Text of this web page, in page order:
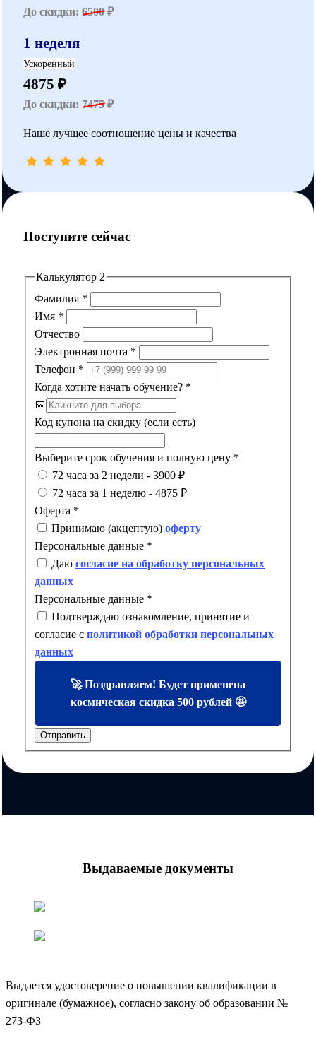
До скидки: 6500₽
1 неделя
Ускоренный
4875 ₽
До скидки: 7475₽
Наше лучшее соотношение цены и качества
Поступите сейчас
Калькулятор 2
Фамилия *
Имя *
Отчество
Электронная почта *
Телефон *
Когда хотите начать обучение? *
📅
Код купона на скидку (если есть)
Выберите срок обучения и полную цену *
72 часа за 2 недели - 3900 ₽
72 часа за 1 неделю - 4875 ₽
Оферта *
Принимаю (акцептую) оферту
Персональные данные *
Даю согласие на обработку персональных
данных
Персональные данные *
Подтверждаю ознакомление, принятие и
согласие с политикой обработки персональных
данных
🚀 Поздравляем! Будет применена
космическая скидка 500 рублей 🤩
Отправить
Выдаваемые документы
Выдается удостоверение о повышении квалификации в
оригинале (бумажное), согласно закону об образовании №
273-ФЗ